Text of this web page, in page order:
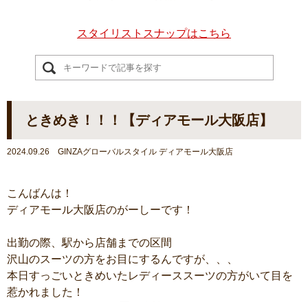
スタイリストスナップはこちら
ときめき！！！【ディアモール大阪店】
2024.09.26 GINZAグローバルスタイル ディアモール大阪店
こんばんは！
ディアモール大阪店のがーしーです！
出勤の際、駅から店舗までの区間
沢山のスーツの方をお目にするんですが、、、
本日すっごいときめいたレディーススーツの方がいて目を
惹かれました！